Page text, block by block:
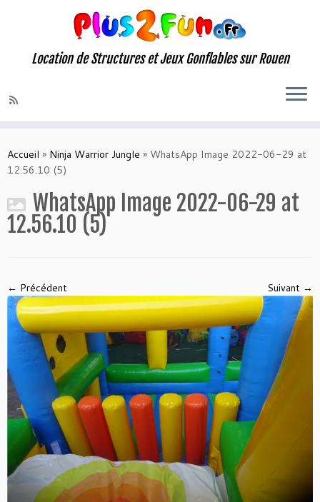
to
content
Location de Structures et Jeux Gonflables sur Rouen
Accueil » Ninja Warrior Jungle » WhatsApp Image 2022-06-29 at
12.56.10 (5)
WhatsApp Image 2022-06-29 at
12.56.10 (5)
← Précédent Suivant →